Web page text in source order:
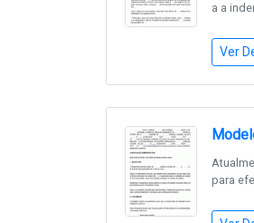
a a
Ver
para